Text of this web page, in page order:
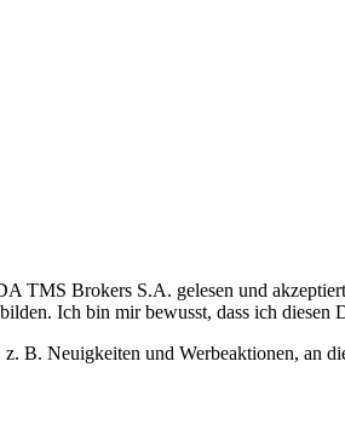
TMS Brokers S.A. gelesen und
Ich bin mir bewusst, dass ich diesen
Neuigkeiten und Werbeaktionen, an